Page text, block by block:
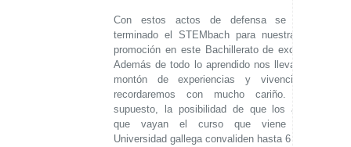
Con estos actos de defensa se da por
terminado el STEMbach para nuestra cuarta
promoción en este Bachillerato de excelencia.
Además de todo lo aprendido nos llevamos un
montón de experiencias y vivencias que
recordaremos con mucho cariño. Y, por
supuesto, la posibilidad de que los alumnos
que vayan el curso que viene a una
Universidad gallega convaliden hasta 6 créditos